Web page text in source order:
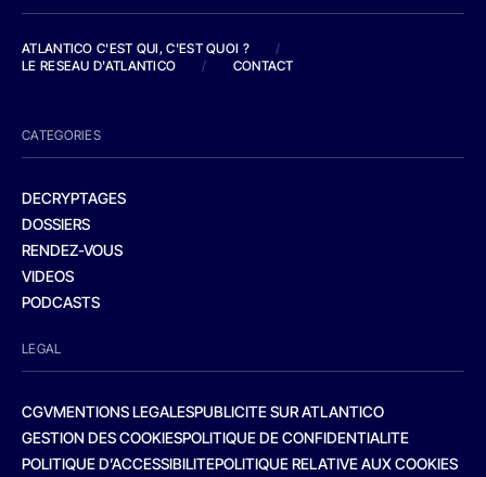
ATLANTICO C'EST QUI, C'EST QUOI ?
/
LE RESEAU D'ATLANTICO
/ CONTACT
CATEGORIES
DECRYPTAGES
DOSSIERS
RENDEZ-VOUS
VIDEOS
PODCASTS
LEGAL
CGVMENTIONS LEGALESPUBLICITE SUR ATLANTICO
GESTION DES COOKIESPOLITIQUE DE CONFIDENTIALITE
POLITIQUE D’ACCESSIBILITEPOLITIQUE RELATIVE AUX COOKIES